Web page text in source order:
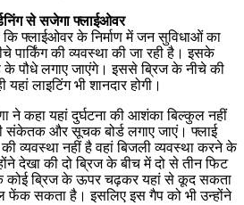
से सजेगा फ्लाईओवर
कि फ्लाईओवर के निर्माण में जन सुविधाओं का
पार्किंग की व्यवस्था की जा रही है। इसके
के पौधे लगाए जाएंगे। इससे ब्रिज के नीचे की
लाइटिंग भी शानदार होगी।
ने कहा यहां दुर्घटना की आशंका बिल्कुल नहीं
संकेतक और सूचक बोर्ड लगाए जाएं। फ्लाई
व्यवस्था नहीं है वहां बिजली व्यवस्था करने के
देखा की दो ब्रिज के बीच में दो से तीन फिट
कोई ब्रिज के ऊपर चढ़कर यहां से कूद सकता
फेंक सकता है। इसलिए इस गैप को भी उन्होंने